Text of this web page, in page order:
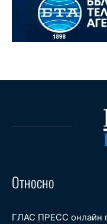
Относно
ГЛАС ПРЕСС онлайн